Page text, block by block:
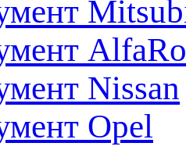
Nissan
Opel